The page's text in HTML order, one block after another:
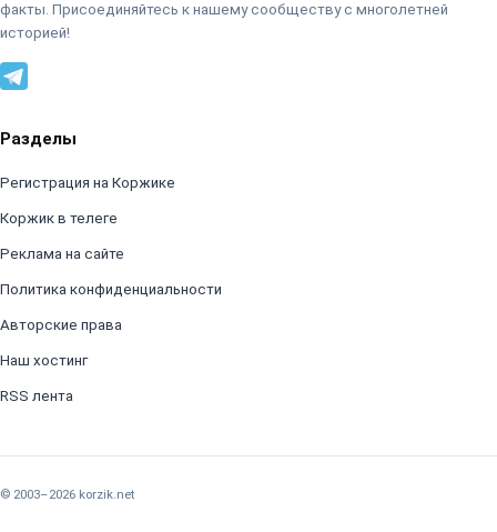
факты. Присоединяйтесь к нашему сообществу с многолетней
историей!
Разделы
Регистрация на Коржике
Коржик в телеге
Реклама на сайте
Политика конфиденциальности
Авторские права
Наш хостинг
RSS лента
© 2003–2026 korzik.net